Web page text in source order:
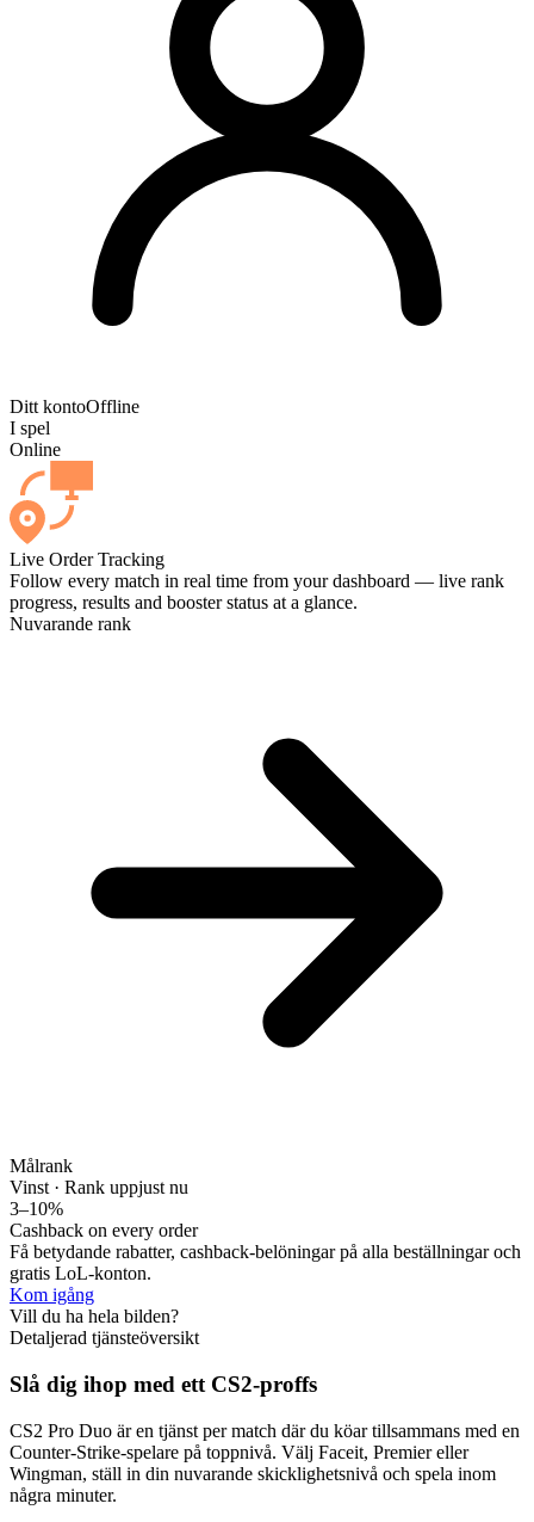
Ditt kontoOffline
I spel
Online
Live Order Tracking
Follow every match in real time from your dashboard — live rank
progress, results and booster status at a glance.
Nuvarande rank
Målrank
Vinst · Rank uppjust nu
3–10%
Cashback on every order
Få betydande rabatter, cashback-belöningar på alla beställningar och
gratis LoL-konton.
Kom igång
Vill du ha hela bilden?
Detaljerad tjänsteöversikt
Slå dig ihop med ett CS2-proffs
CS2 Pro Duo är en tjänst per match där du köar tillsammans med en
Counter-Strike-spelare på toppnivå. Välj Faceit, Premier eller
Wingman, ställ in din nuvarande skicklighetsnivå och spela inom
några minuter.